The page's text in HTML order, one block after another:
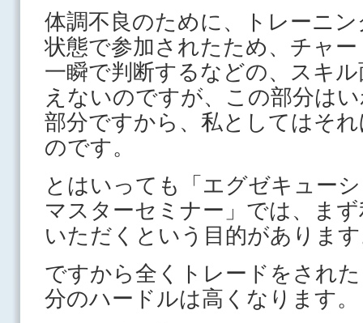
体調不良のために、トレーニ
状態で参加されたため、チャ
一瞬で判断するなどの、スキ
えないのですが、この部分は
部分ですから、私としてはそ
のです。
とはいっても「エグゼキュー
マスターセミナー」では、ま
いただくという目的がありま
ですから全くトレードをされ
分のハードルは高くなります。